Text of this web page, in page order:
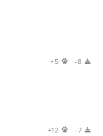
+5 -8
+12 -7